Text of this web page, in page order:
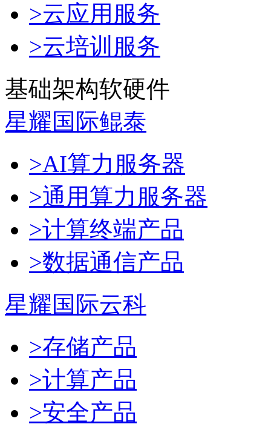
>云应用服务
>云培训服务
基础架构软硬件
星耀国际鲲泰
>AI算力服务器
>通用算力服务器
>计算终端产品
>数据通信产品
星耀国际云科
>存储产品
>计算产品
>安全产品